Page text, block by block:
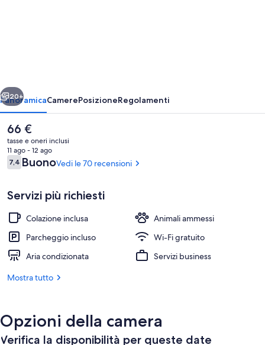
Lounge
Avanti
20+
PanoramicaCamerePosizioneRegolamenti
Il
prezzo
attuale
è
66 €
66 €
tasse e oneri inclusi
11 ago - 12 ago
Recensioni
7,47,4 su 10
BuonoVedi le 70 recensioni
Servizi più richiesti
Colazione inclusa
Animali ammessi
Parcheggio incluso
Wi-Fi gratuito
Aria condizionata
Servizi business
Mostra tutto
Opzioni della camera
Verifica la disponibilità per queste date